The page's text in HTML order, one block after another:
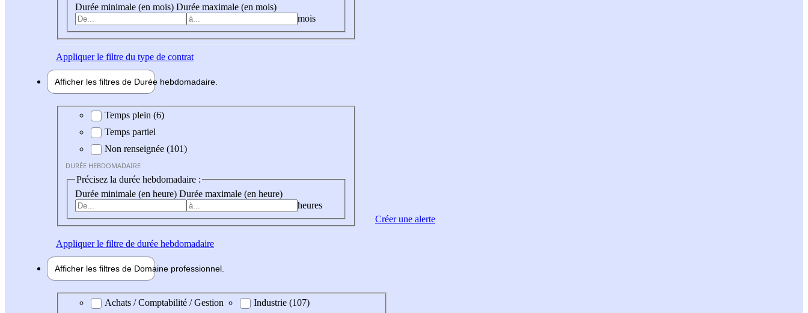
Durée minimale (en mois) Durée maximale (en mois)
mois
Appliquerle filtre du type de contrat
Afficher les filtres de Durée hebdomadaire
Durée hebdomadaire
Temps plein (6)
Temps partiel
Non renseignée (101)
DURÉE HEBDOMADAIRE
Précisez la durée hebdomadaire :
Durée minimale (en heure) Durée maximale (en heure)
heures
Appliquerle filtre de durée hebdomadaire
Afficher les filtres de Domaine professionnel
Domaine professionel
Achats / Comptabilité / Gestion
Industrie (107)
Créer une alerte